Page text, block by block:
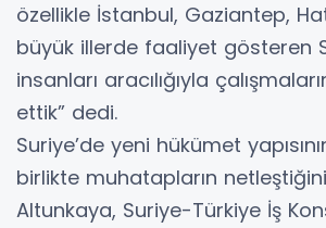
özellikle İstanbul, Gaziantep,
büyük illerde faaliyet gösteren
insanları aracılığıyla
ettik” dedi.
Suriye’de yeni hükümet
birlikte muhatapların
Altunkaya, Suriye-Türkiye İş